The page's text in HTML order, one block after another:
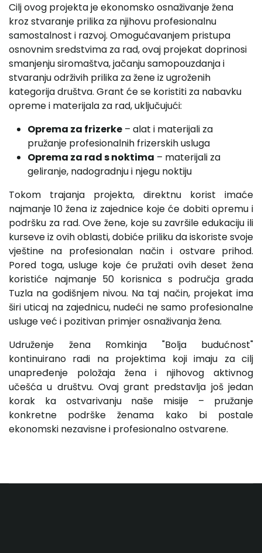
Cilj ovog projekta je ekonomsko osnaživanje žena
kroz stvaranje prilika za njihovu profesionalnu
samostalnost i razvoj. Omogućavanjem pristupa
osnovnim sredstvima za rad, ovaj projekat doprinosi
smanjenju siromaštva, jačanju samopouzdanja i
stvaranju održivih prilika za žene iz ugroženih
kategorija društva. Grant će se koristiti za nabavku
opreme i materijala za rad, uključujući:
Oprema za frizerke – alat i materijali za
pružanje profesionalnih frizerskih usluga
Oprema za rad s noktima – materijali za
geliranje, nadogradnju i njegu noktiju
Tokom trajanja projekta, direktnu korist imaće
najmanje 10 žena iz zajednice koje će dobiti opremu i
podršku za rad. Ove žene, koje su završile edukaciju ili
kurseve iz ovih oblasti, dobiće priliku da iskoriste svoje
vještine na profesionalan način i ostvare prihod.
Pored toga, usluge koje će pružati ovih deset žena
koristiće najmanje 50 korisnica s područja grada
Tuzla na godišnjem nivou. Na taj način, projekat ima
širi uticaj na zajednicu, nudeći ne samo profesionalne
usluge već i pozitivan primjer osnaživanja žena.
Udruženje žena Romkinja "Bolja budućnost"
kontinuirano radi na projektima koji imaju za cilj
unapređenje položaja žena i njihovog aktivnog
učešća u društvu. Ovaj grant predstavlja još jedan
korak ka ostvarivanju naše misije – pružanje
konkretne podrške ženama kako bi postale
ekonomski nezavisne i profesionalno ostvarene.